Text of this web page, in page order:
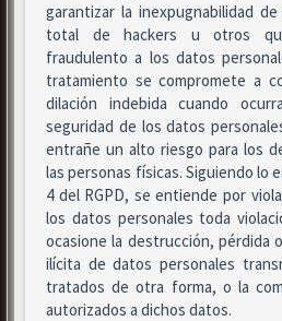
garantizar la inexpugnabilidad
total de hackers u otros
fraudulento a los datos
tratamiento se compromete a
dilación indebida cuando
seguridad de los datos
entrañe un alto riesgo para los
las personas físicas. Siguiendo lo
4 del RGPD, se entiende por
los datos personales toda
ocasione la destrucción, pérdida
ilícita de datos personales
tratados de otra forma, o la
autorizados a dichos datos.